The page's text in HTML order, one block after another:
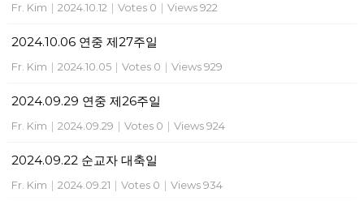
Fr. Kim | 2024.10.12 | Votes 0 | Views 922
2024.10.06 연중 제27주일
Fr. Kim | 2024.10.05 | Votes 0 | Views 929
2024.09.29 연중 제26주일
Fr. Kim | 2024.09.29 | Votes 0 | Views 924
2024.09.22 순교자 대축일
Fr. Kim | 2024.09.21 | Votes 0 | Views 934